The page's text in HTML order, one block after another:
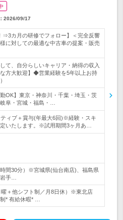
2026/09/17
⇒3カ月の研修でフォロー】＜完全反響
に対しての最適な中古車の提案・販売
て、自分らしいキャリア・納得の収入
方大歓迎】◆営業経験を5年以上お持
OK】東京・神奈川・千葉・埼玉・茨
阜・宮城・福島・…
ィブ＋賞与(年最大6回)※経験・スキ
いたします。※試用期間3ヶ月あ…
間30分）※宮城県(仙台南店)、福島県
手…
＋他シフト制／月8日休）※東北店
* 有給休暇* …